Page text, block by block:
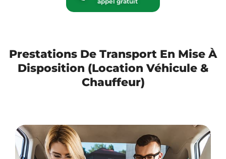
Prestations De Transport En Mise À
Disposition (Location Véhicule &
Chauffeur)